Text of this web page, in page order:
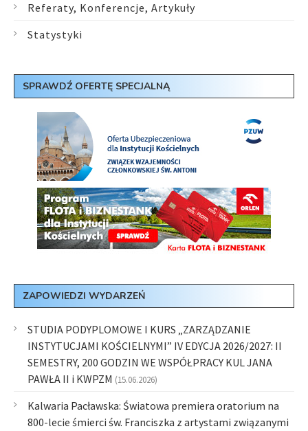
Referaty, Konferencje, Artykuły
Statystyki
SPRAWDŹ OFERTĘ SPECJALNĄ
ZAPOWIEDZI WYDARZEŃ
STUDIA PODYPLOMOWE I KURS „ZARZĄDZANIE
INSTYTUCJAMI KOŚCIELNYMI” IV EDYCJA 2026/2027: II
SEMESTRY, 200 GODZIN WE WSPÓŁPRACY KUL JANA
PAWŁA II i KWPZM (15.06.2026)
Kalwaria Pacławska: Światowa premiera oratorium na
800-lecie śmierci św. Franciszka z artystami związanymi